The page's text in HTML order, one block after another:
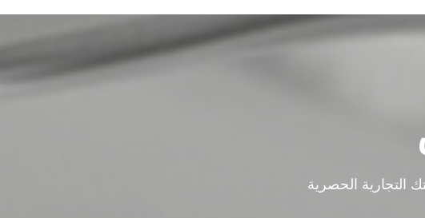
التجارية الحصرية